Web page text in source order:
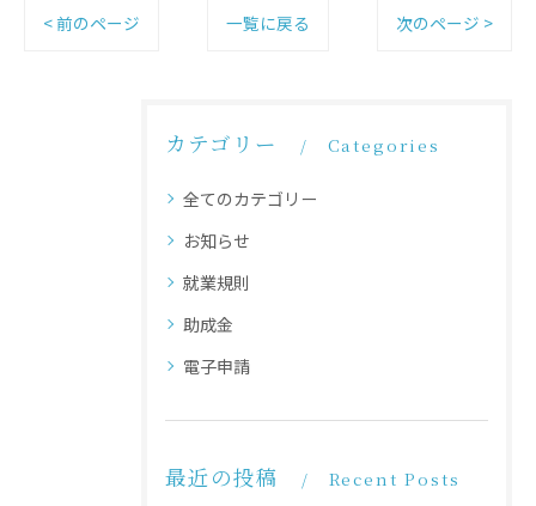
< 前のページ 一覧に戻る 次のページ >
カテゴリー Categories
全てのカテゴリー
お知らせ
就業規則
助成金
電子申請
最近の投稿 Recent Posts